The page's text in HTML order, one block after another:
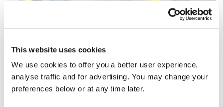
This website uses cookies
We use cookies to offer you a better user experience,
analyse traffic and for advertising. You may change your
preferences below or at any time later.